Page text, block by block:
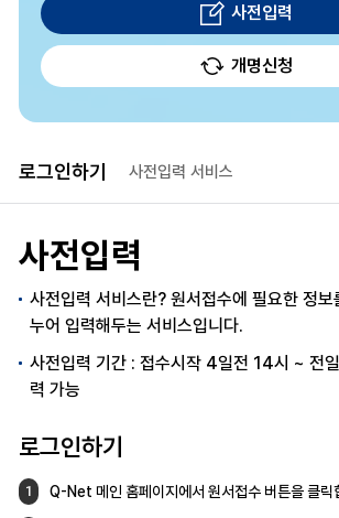
사전입력
개명신청
로그인하기 사전입력 서비스
사전입력
사전입력 서비스란? 원서접수에 필요한 정
누어 입력해두는 서비스입니다.
사전입력 기간 : 접수시작 4일전 14시 ~ 전
력 가능
로그인하기
1 Q-Net 메인 홈페이지에서 원서접수 버튼을클릭